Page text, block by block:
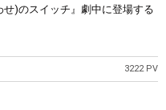
せ)のスイッチ』劇中に登場する
3222 PV